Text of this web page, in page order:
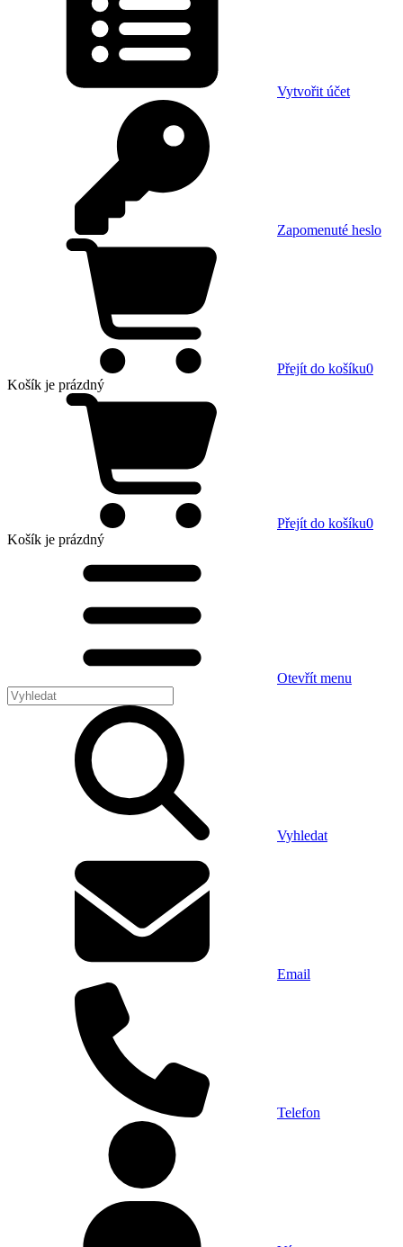
Vytvořit účet
Zapomenuté heslo
Přejít do košíku0
Košík je prázdný
Přejít do košíku0
Košík je prázdný
Otevřít menu
Vyhledat
Email
Telefon